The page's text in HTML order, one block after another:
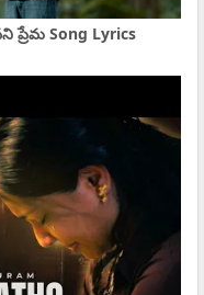
ప్రేమ Song Lyrics